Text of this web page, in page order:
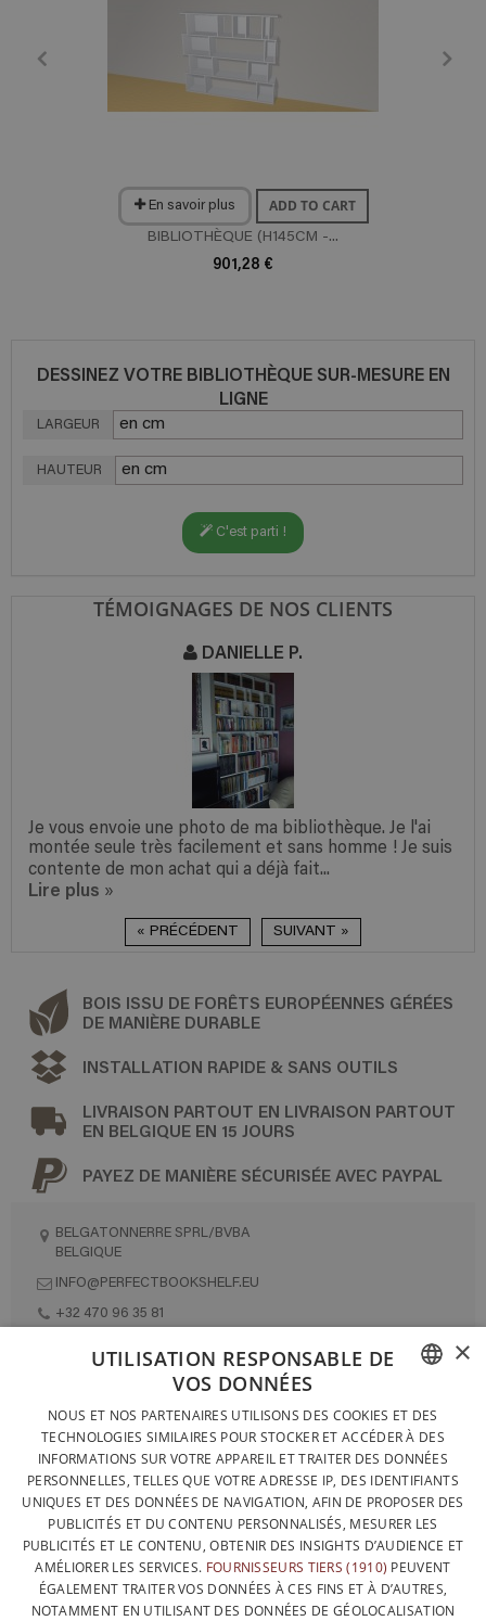
En savoir plus ADD TO CART
BIBLIOTHÈQUE (H145CM -...
901,28 €
DESSINEZ VOTRE BIBLIOTHÈQUE SUR-MESURE EN
LIGNE
LARGEUR
HAUTEUR
C'est parti !
TÉMOIGNAGES DE NOS CLIENTS
DANIELLE P.
Je vous envoie une photo de ma bibliothèque. Je l'ai
montée seule très facilement et sans homme ! Je suis
contente de mon achat qui a déjà fait...
Lire plus »
« PRÉCÉDENT SUIVANT »
BOIS ISSU DE FORÊTS EUROPÉENNES GÉRÉES
DE MANIÈRE DURABLE
INSTALLATION RAPIDE & SANS OUTILS
LIVRAISON PARTOUT EN LIVRAISON PARTOUT
EN BELGIQUE EN 15 JOURS
PAYEZ DE MANIÈRE SÉCURISÉE AVEC PAYPAL
BELGATONNERRE SPRL/BVBA
BELGIQUE
INFO@PERFECTBOOKSHELF.EU
+32 470 96 35 81
CONTACTEZ-NOUS
PROTECTION DES DONNÉES
CONDITIONS GÉNÉRALES DE VENTE
SITEMAP
FRENCH
DUTCH
ENGLISH
×
UTILISATION RESPONSABLE DE
VOS DONNÉES
NOUS ET NOS PARTENAIRES UTILISONS DES COOKIES ET DES
TECHNOLOGIES SIMILAIRES POUR STOCKER ET ACCÉDER À DES
INFORMATIONS SUR VOTRE APPAREIL ET TRAITER DES DONNÉES
PERSONNELLES, TELLES QUE VOTRE ADRESSE IP, DES IDENTIFIANTS
UNIQUES ET DES DONNÉES DE NAVIGATION, AFIN DE PROPOSER DES
PUBLICITÉS ET DU CONTENU PERSONNALISÉS, MESURER LES
PUBLICITÉS ET LE CONTENU, OBTENIR DES INSIGHTS D’AUDIENCE ET
AMÉLIORER LES SERVICES. FOURNISSEURS TIERS (1910) PEUVENT
ÉGALEMENT TRAITER VOS DONNÉES À CES FINS ET À D’AUTRES,
NOTAMMENT EN UTILISANT DES DONNÉES DE GÉOLOCALISATION